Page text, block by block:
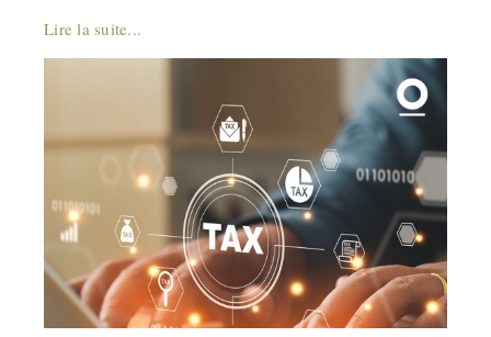
Lire la suite...